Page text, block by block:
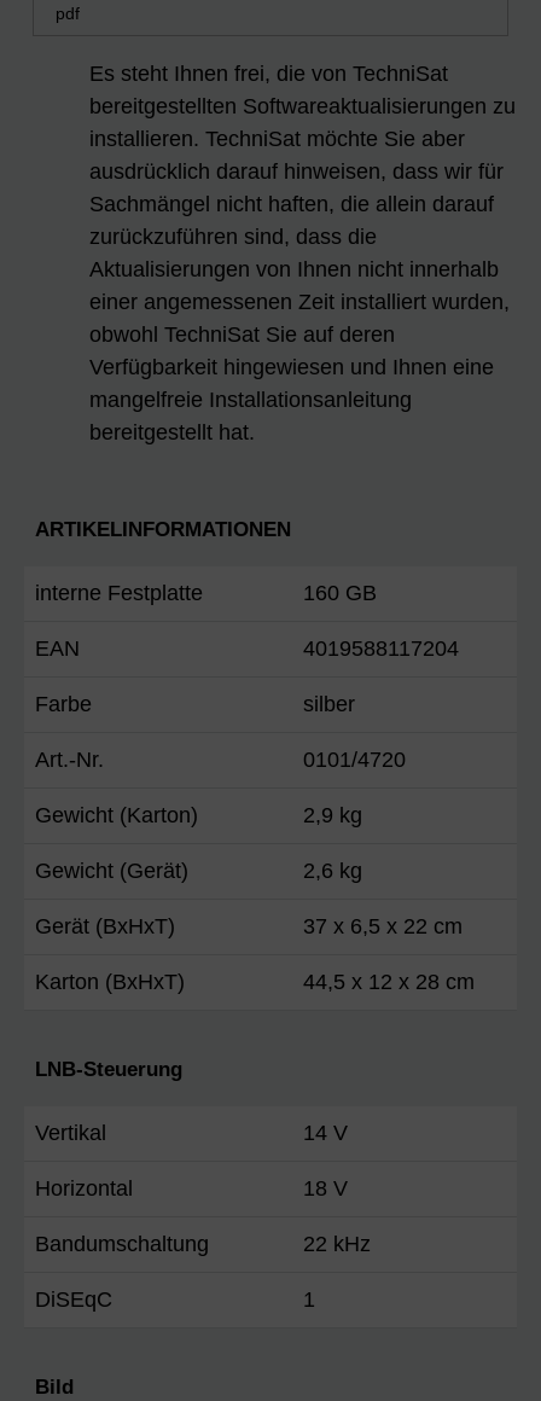
pdf
Es steht Ihnen frei, die von TechniSat
bereitgestellten Softwareaktualisierungen zu
installieren. TechniSat möchte Sie aber
ausdrücklich darauf hinweisen, dass wir für
Sachmängel nicht haften, die allein darauf
zurückzuführen sind, dass die
Aktualisierungen von Ihnen nicht innerhalb
einer angemessenen Zeit installiert wurden,
obwohl TechniSat Sie auf deren
Verfügbarkeit hingewiesen und Ihnen eine
mangelfreie Installationsanleitung
bereitgestellt hat.
ARTIKELINFORMATIONEN
interne Festplatte 160 GB
EAN 4019588117204
Farbe silber
Art.-Nr. 0101/4720
Gewicht (Karton) 2,9 kg
Gewicht (Gerät) 2,6 kg
Gerät (BxHxT) 37 x 6,5 x 22 cm
Karton (BxHxT) 44,5 x 12 x 28 cm
LNB-Steuerung
Vertikal 14 V
Horizontal 18 V
Bandumschaltung 22 kHz
DiSEqC 1
Bild